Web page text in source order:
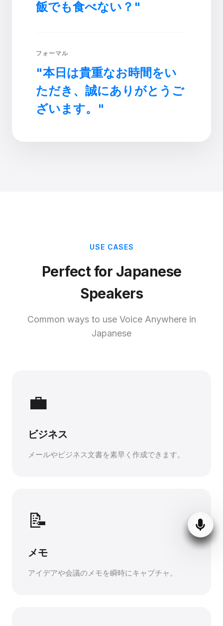
飯でも食べない？"
フォーマル
"本日は貴重なお時間をい
ただき、誠にありがとうご
ざいます。"
USE CASES
Perfect for Japanese
Speakers
Common ways to use Voice Anywhere in
Japanese
💼
ビジネス
メールやビジネス文書を素早く作成できます。
📝
メモ
アイデアや会議のメモを瞬時にキャプチャ。